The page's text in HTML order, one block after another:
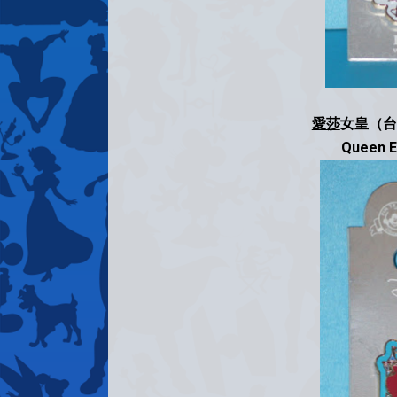
愛莎女皇（
Queen